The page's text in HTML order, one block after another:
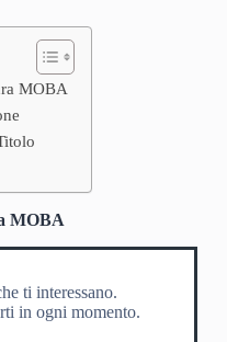
MOBA
MOBA
ti interessano.
in ogni momento.